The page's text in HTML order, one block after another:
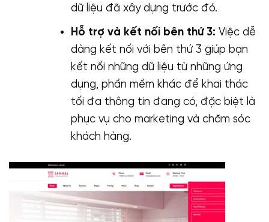
dữ liệu đã xây dựng trước đó.
Hỗ trợ và kết nối bên thứ 3: Việc dễ
dàng kết nối với bên thứ 3 giúp bạn
kết nối những dữ liệu từ những ứng
dụng, phần mềm khác để khai thác
tối đa thông tin đang có, đặc biệt là
phục vụ cho marketing và chăm sóc
khách hàng.